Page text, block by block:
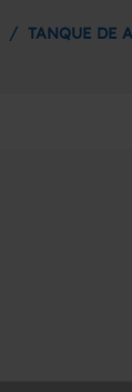
/ TANQUE DE